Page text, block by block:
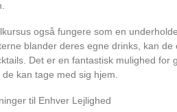
også fungere som en
blander deres egne drinks, kan
Det er en fantastisk mulighed for
kan tage med sig hjem.
til Enhver Lejlighed